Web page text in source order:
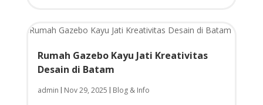
Rumah Gazebo Kayu Jati Kreativitas
Desain di Batam
admin Nov 29, 2025 Blog & Info